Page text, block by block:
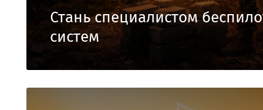
Стань специалистом
систем